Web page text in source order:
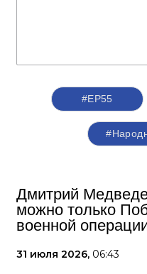
#ЕР55
Дмитрий
можно только
военной
31 июля 2026, 06:43